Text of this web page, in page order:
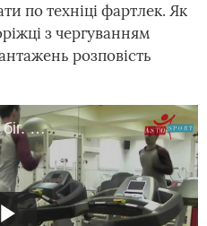
по техніці фартлек. Як
з чергуванням
розповість
Фартлек. Інтервальний біг. Біг для схуднення.